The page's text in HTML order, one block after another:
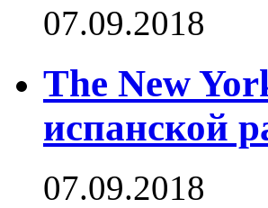
07.09.2018
The New
испанской
07.09.2018